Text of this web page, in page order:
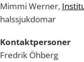
Mimmi Werner,
halssjukdomar
Kontaktpersoner
Fredrik